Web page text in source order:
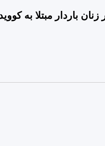
مبتلا به کووید-۱۹ بیشتر